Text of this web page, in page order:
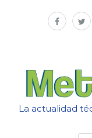
La actualidad